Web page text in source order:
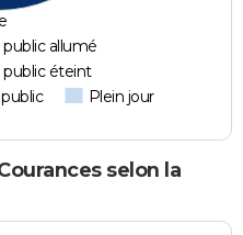
allumé
public éteint
Plein jour
selon la